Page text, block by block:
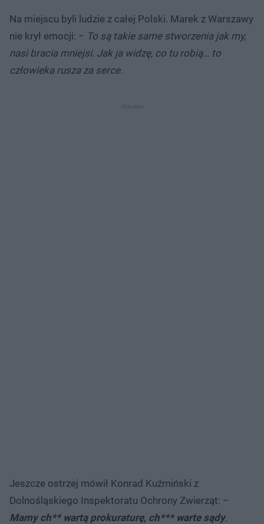
Na miejscu byli ludzie z całej Polski. Marek z Warszawy
nie krył emocji: − To są takie same stworzenia jak my,
nasi bracia mniejsi. Jak ja widzę, co tu robią… to
człowieka rusza za serce.
Jeszcze ostrzej mówił Konrad Kuźmiński z
Dolnośląskiego Inspektoratu Ochrony Zwierząt: −
Mamy ch** wartą prokuraturę, ch*** warte sądy.